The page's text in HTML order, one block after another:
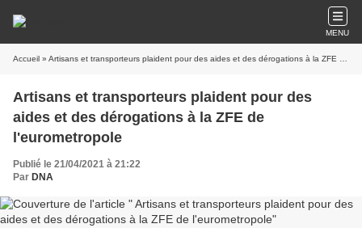
MENU
Accueil » Artisans et transporteurs plaident pour des aides et des dérogations à la ZFE de l'eurometropole
Artisans et transporteurs plaident pour des
aides et des dérogations à la ZFE de
l'eurometropole
Publié le 21/04/2021 à 21:22
Par DNA